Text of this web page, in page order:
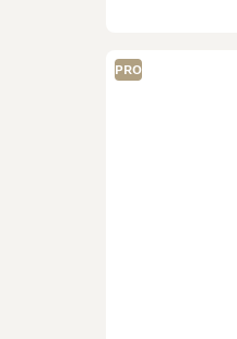
PRO